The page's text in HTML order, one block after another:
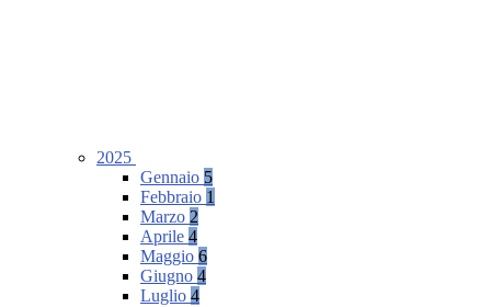
2025
Gennaio 5
Febbraio 1
Marzo 2
Aprile 4
Maggio 6
Giugno 4
Luglio 4